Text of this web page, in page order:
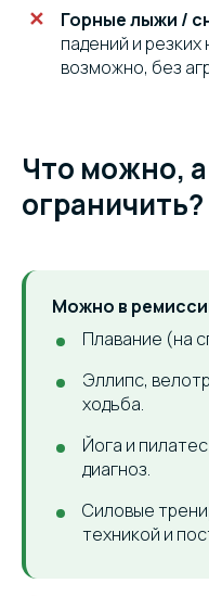
Горные лыжи /
падений и резких
возможно, без
Что можно,
ограничить?
Можно в
Плавание (на
Эллипс,
ходьба.
Йога и
диагноз.
Силовые
техникой и